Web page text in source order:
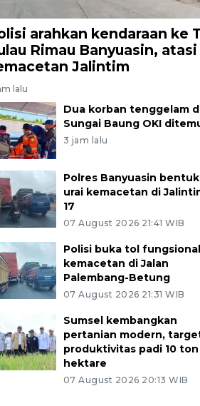
arahkan kendaraan ke
Rimau Banyuasin, atasi
Jalintim
lalu
Dua korban tenggelam
Sungai Baung OKI
3 jam lalu
Polres Banyuasin
urai kemacetan di
17
07 August 2026 21:41 WIB
Polisi buka tol
kemacetan di Jalan
Palembang-Betung
07 August 2026 21:31 WIB
Sumsel kembangkan
pertanian modern,
produktivitas padi 10
hektare
07 August 2026 20:13 WIB